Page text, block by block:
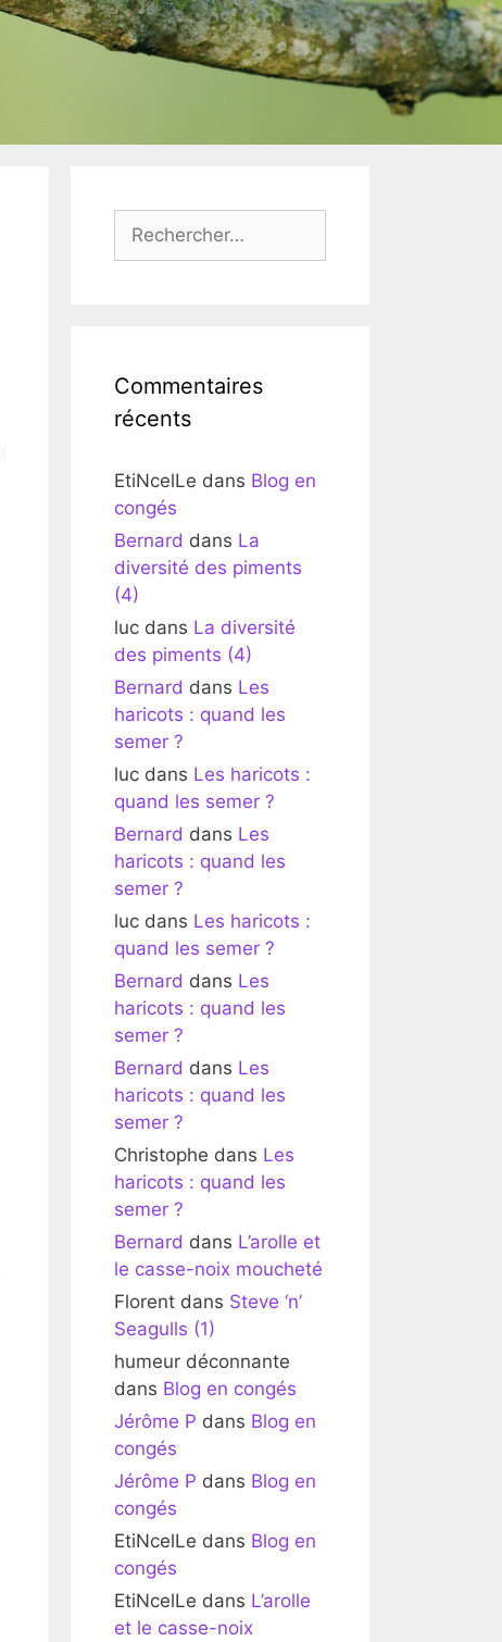
Commentaires
récents
EtiNcelLe dans Blog en
congés
Bernard dans La
diversité des piments
(4)
luc dans La diversité
des piments (4)
Bernard dans Les
haricots : quand les
semer ?
luc dans Les haricots :
quand les semer ?
Bernard dans Les
haricots : quand les
semer ?
luc dans Les haricots :
quand les semer ?
Bernard dans Les
haricots : quand les
semer ?
Bernard dans Les
haricots : quand les
semer ?
Christophe dans Les
haricots : quand les
semer ?
Bernard dans L’arolle et
le casse-noix moucheté
Florent dans Steve ‘n’
Seagulls (1)
humeur déconnante
dans Blog en congés
Jérôme P dans Blog en
congés
Jérôme P dans Blog en
congés
EtiNcelLe dans Blog en
congés
EtiNcelLe dans L’arolle
et le casse-noix